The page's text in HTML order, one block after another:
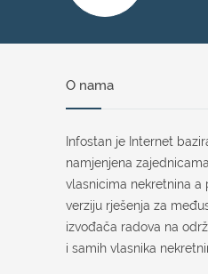
O nama
Infostan je Internet
namjenjena
vlasnicima nekretnina a
verziju rješenja za
izvođača radova na
i samih vlasnika